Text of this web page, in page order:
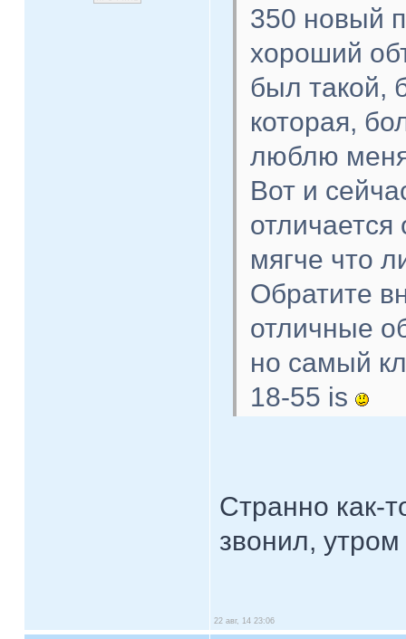
350 новый
хороший
был такой,
которая,
люблю
Вот и
отличается
мягче что
Обратите
отличные
но самый
18-55 is
Странно как-
звонил,
22 авг, 14 23:06